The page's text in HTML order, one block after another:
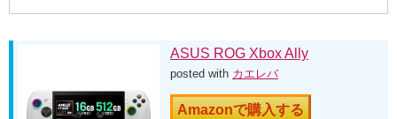
ASUS ROG Xbox Ally
posted with カエレバ
Amazonで購入する